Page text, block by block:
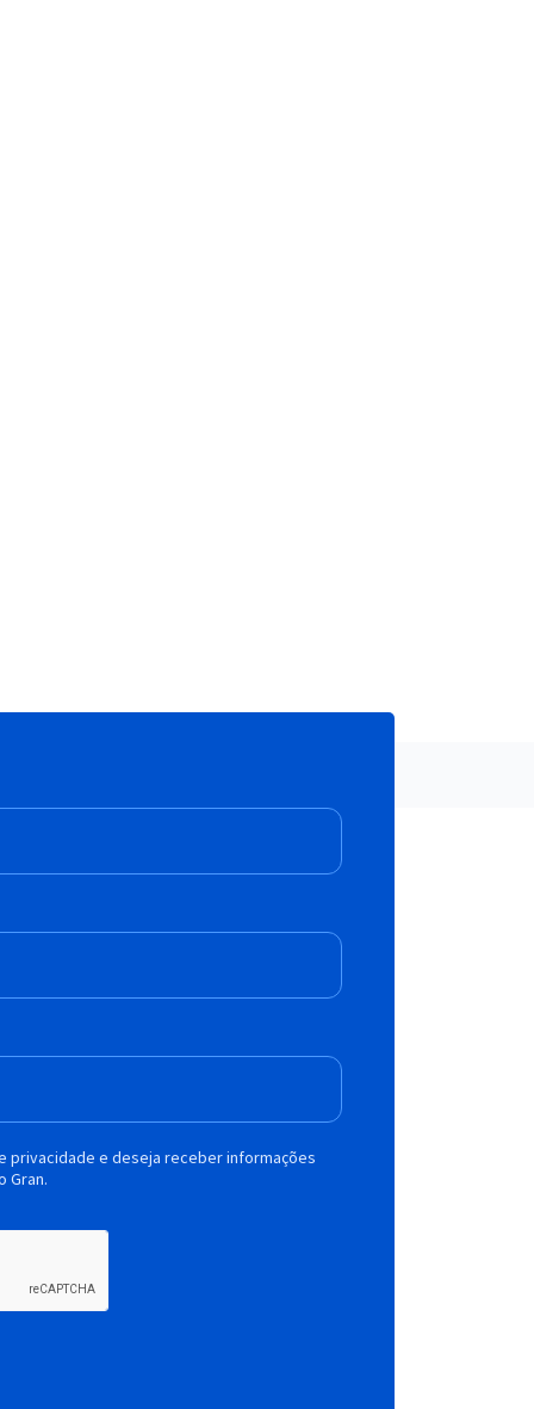
privacidade e deseja receber informações
Gran.